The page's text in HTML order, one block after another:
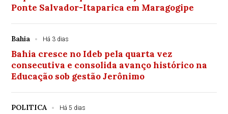
Ponte Salvador-Itaparica em Maragogipe
Bahia Há 3 dias
Bahia cresce no Ideb pela quarta vez
consecutiva e consolida avanço histórico na
Educação sob gestão Jerônimo
POLITICA Há 5 dias